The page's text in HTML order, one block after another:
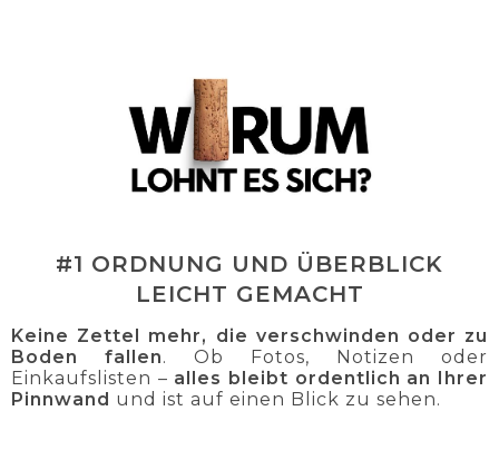
#1 ORDNUNG UND ÜBERBLICK
LEICHT GEMACHT
Keine Zettel mehr, die verschwinden oder zu
Boden fallen. Ob Fotos, Notizen oder
Einkaufslisten – alles bleibt ordentlich an Ihrer
Pinnwand und ist auf einen Blick zu sehen.